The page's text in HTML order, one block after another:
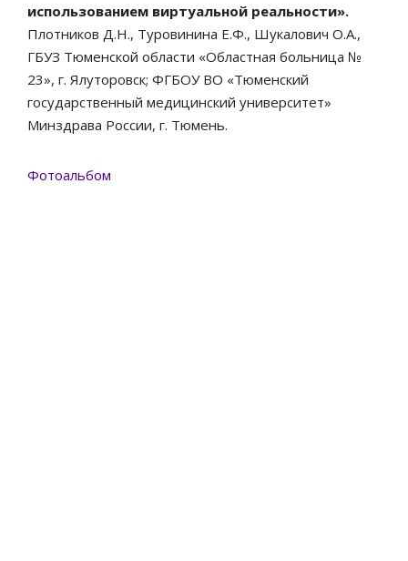
использованием виртуальной реальности».
Плотников Д.Н., Туровинина Е.Ф., Шукалович О.А.,
ГБУЗ Тюменской области «Областная больница №
23», г. Ялуторовск; ФГБОУ ВО «Тюменский
государственный медицинский университет»
Минздрава России, г. Тюмень.
Фотоальбом